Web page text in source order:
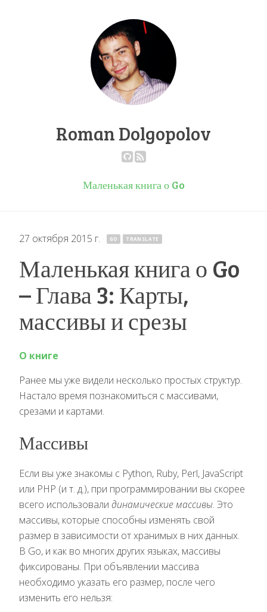
Roman Dolgopolov
Маленькая книга о Go
27 октября 2015 г. · GO TRANSLATE
Маленькая книга о Go
– Глава 3: Карты,
массивы и срезы
О книге
Ранее мы уже видели несколько простых структур.
Настало время познакомиться с массивами,
срезами и картами.
Массивы
Если вы уже знакомы с Python, Ruby, Perl, JavaScript
или PHP (и т. д.), при программировании вы скорее
всего использовали динамические массивы. Это
массивы, которые способны изменять свой
размер в зависимости от хранимых в них данных.
В Go, и как во многих других языках, массивы
фиксированы. При объявлении массива
необходимо указать его размер, после чего
изменить его нельзя: